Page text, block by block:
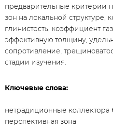
предварительные критерии
зон на локальной структуре,
глинистость, коэффициент
эффективную толщину,
сопротивление,
стадии изучения.
Ключевые слова:
нетрадиционные коллектора
перспективная зона